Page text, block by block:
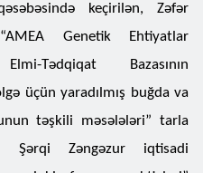
keçirilən, Zəfər
Genetik Ehtiyatlar
Tədqiqat Bazasının
üçün yaradılmış buğda va
təşkili məsələləri” tarla
Şərqi Zəngəzur iqtisadi